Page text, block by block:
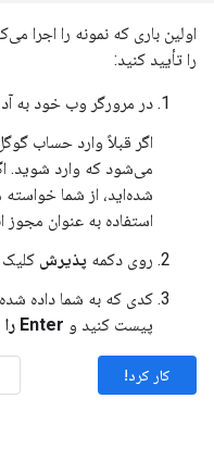
اولین باری که نمونه را اجرا
را تأیید کنید:
در مرورگر وب خود به
اگر قبلاً وارد حساب
می‌شود که وارد شوید.
شده‌اید، از شما
استفاده به عنوان مجوز
روی دکمه پذیرش کلیک
کدی که به شما داده
پیست کنید و Enter را
کار کرد!